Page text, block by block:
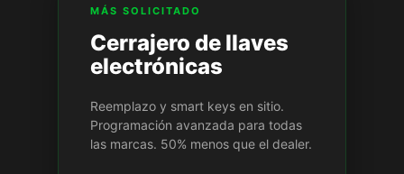
MÁS SOLICITADO
Cerrajero de llaves
electrónicas
Reemplazo y smart keys en sitio.
Programación avanzada para todas
las marcas. 50% menos que el dealer.